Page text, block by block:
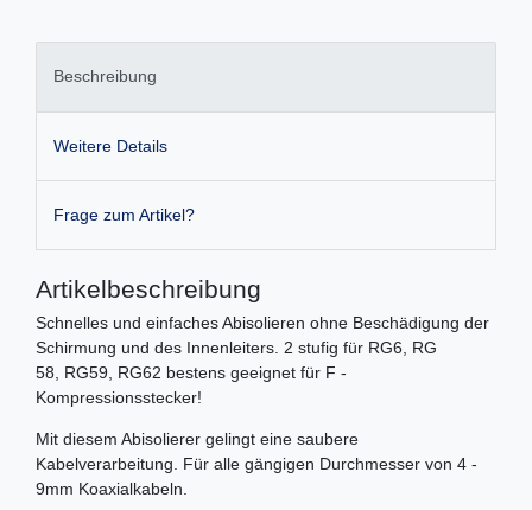
Beschreibung
Weitere Details
Frage zum Artikel?
Artikelbeschreibung
Schnelles und einfaches Abisolieren ohne Beschädigung der
Schirmung und des Innenleiters. 2 stufig für RG6, RG
58, RG59, RG62 bestens geeignet für F -
Kompressionsstecker!
Mit diesem Abisolierer gelingt eine saubere
Kabelverarbeitung. Für alle gängigen Durchmesser von 4 -
9mm Koaxialkabeln.